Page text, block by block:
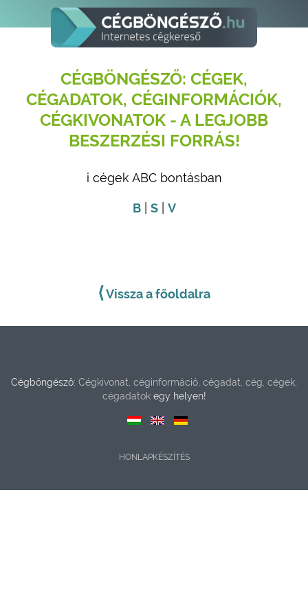
CÉGBÖNGÉSZŐ: CÉGEK,
CÉGADATOK, CÉGINFORMÁCIÓK,
CÉGKIVONATOK - A LEGJOBB
BESZERZÉSI FORRÁS!
i cégek ABC bontásban
B| S| V
⟨Vissza a főoldalra
Cégböngésző: Cégkivonat, céginformáció, cégadat, cég, cégek,
cégadatokegy helyen!
HONLAPKÉSZÍTÉS